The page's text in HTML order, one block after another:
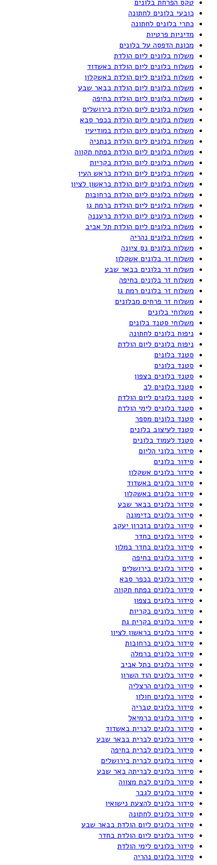
טקס הפרחת בלונים
כובעי בלונים לחתונה
כתרי בלונים לחתונה
מדיניות פרטיות
מכונת הדפסה על בלונים
משלוח בלונים ליום הולדת
משלוח בלונים ליום הולדת באשדוד
משלוח בלונים ליום הולדת באשקלון
משלוח בלונים ליום הולדת בבאר שבע
משלוח בלונים ליום הולדת בחיפה
משלוח בלונים ליום הולדת בירושלים
משלוח בלונים ליום הולדת בכפר סבא
משלוח בלונים ליום הולדת במודיעין
משלוח בלונים ליום הולדת בנתניה
משלוח בלונים ליום הולדת בפתח תקווה
משלוח בלונים ליום הולדת בקריות
משלוח בלונים ליום הולדת בראש העין
משלוח בלונים ליום הולדת בראשון לציון
משלוח בלונים ליום הולדת ברחובות
משלוח בלונים ליום הולדת ברמת גן
משלוח בלונים ליום הולדת ברעננה
משלוח בלונים ליום הולדת תל אביב
משלוח בלונים נהריה
משלוח בלונים נס ציונה
משלוח זר בלונים אשקלון
משלוח זר בלונים בבאר שבע
משלוח זר בלונים בחיפה
משלוח זר בלונים רמת גן
משלוח זר פרחים מבלונים
משלוחי בלונים
משלוחי סטנד בלונים
ניפוח בלונים לחתונה
ניפוח בלונים ליום הולדת
סטנד בלונים
סטנד בלונים
סטנד בלונים בצפון
סטנד בלונים לב
סטנד בלונים ליום הולדת
סטנד בלונים לימי הולדת
סטנד בלונים מספר
סטנד לעיצוב בלונים
סטנד לעמוד בלונים
סידור בלוני הליום
סידור בלונים
סידור בלונים אשקלון
סידור בלונים באשדוד
סידור בלונים באשקלון
סידור בלונים בבאר שבע
סידור בלונים בדימונה
סידור בלונים בזכרון יעקב
סידור בלונים בחדר
סידור בלונים בחדר במלון
סידור בלונים בחיפה
סידור בלונים בירושלים
סידור בלונים בכפר סבא
סידור בלונים בפתח תקווה
סידור בלונים בצפון
סידור בלונים בקריות
סידור בלונים בקרית גת
סידור בלונים בראשון לציון
סידור בלונים ברחובות
סידור בלונים ברמלה
סידור בלונים בתל אביב
סידור בלונים הוד השרון
סידור בלונים הרצליה
סידור בלונים חולון
סידור בלונים טבריה
סידור בלונים כרמיאל
סידור בלונים לברית באשדוד
סידור בלונים לברית בבאר שבע
סידור בלונים לברית בחיפה
סידור בלונים לברית בירושלים
סידור בלונים לבריתה באר שבע
סידור בלונים לבת מצווה
סידור בלונים לגבר
סידור בלונים להצעת נישואין
סידור בלונים לחתונה
סידור בלונים ליום הולדת בבאר שבע
סידור בלונים ליום הולדת בחדר
סידור בלונים לימי הולדת
סידור בלונים נהריה